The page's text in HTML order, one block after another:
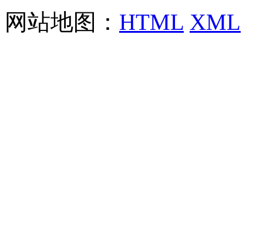
网站地图： HTML XML